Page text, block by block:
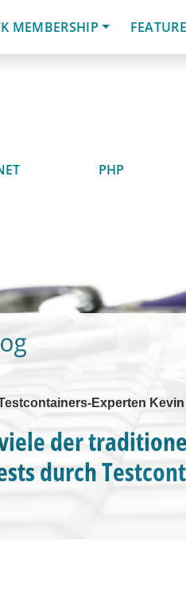
MEMBERSHIP
PHP
Experten
der
durch